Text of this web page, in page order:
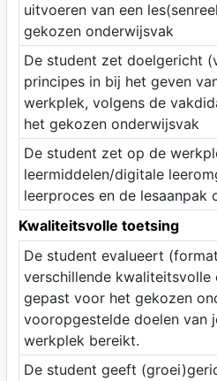
uitvoeren van een
gekozen onderwijsvak
De student zet doelgericht
principes in bij het geven
werkplek, volgens de
het gekozen onderwijsvak
De student zet op de
leermiddelen/digitale
leerproces en de lesaanpak
Kwaliteitsvolle toetsing
De student evalueert
verschillende kwaliteitsvolle
gepast voor het gekozen
vooropgestelde doelen van
werkplek bereikt.
De student geeft